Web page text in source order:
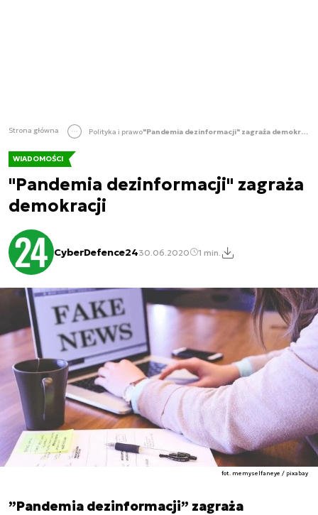
Strona główna Polityka i prawo "Pandemia dezinformacji" zagraża demokracji
WIADOMOŚCI
"Pandemia dezinformacji" zagraża
demokracji
CyberDefence2430.06.2020 1 min.
fot. memyselfaneye / pixabay
”Pandemia dezinformacji” zagraża